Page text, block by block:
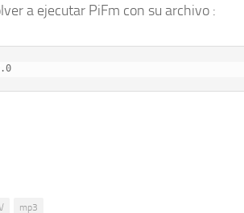
a ejecutar PiFm con su archivo :
mp3